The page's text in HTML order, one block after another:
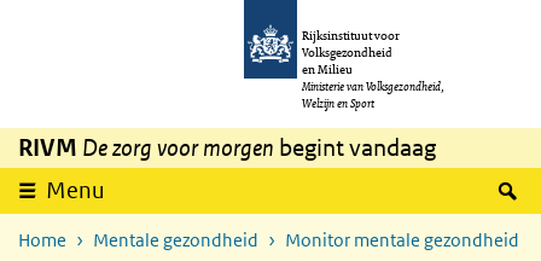
Overslaan en naar de inhoud gaan
Rijksinstituut voor
Volksgezondheid
en Milieu
Ministerie van Volksgezondheid,
Welzijn en Sport
RIVM De zorg voor morgen begint vandaag
Menu
Home Mentale gezondheid
Monitor mentale gezondheid